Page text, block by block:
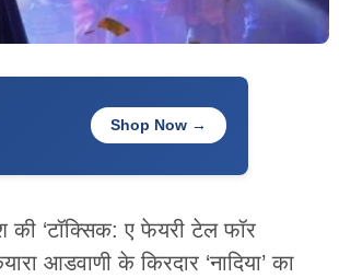
Shop Now →
की ‘टॉक्सिक: ए फेयरी टेल फॉर
आडवाणी के किरदार ‘नादिया’ का